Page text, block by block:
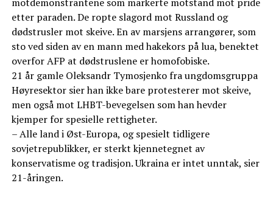
motdemonstrantene som markerte motstand mot pride
etter paraden. De ropte slagord mot Russland og
dødstrusler mot skeive. En av marsjens arrangører, som
sto ved siden av en mann med hakekors på lua, benektet
overfor AFP at dødstruslene er homofobiske.
21 år gamle Oleksandr Tymosjenko fra ungdomsgruppa
Høyresektor sier han ikke bare protesterer mot skeive,
men også mot LHBT-bevegelsen som han hevder
kjemper for spesielle rettigheter.
– Alle land i Øst-Europa, og spesielt tidligere
sovjetrepublikker, er sterkt kjennetegnet av
konservatisme og tradisjon. Ukraina er intet unntak, sier
21-åringen.